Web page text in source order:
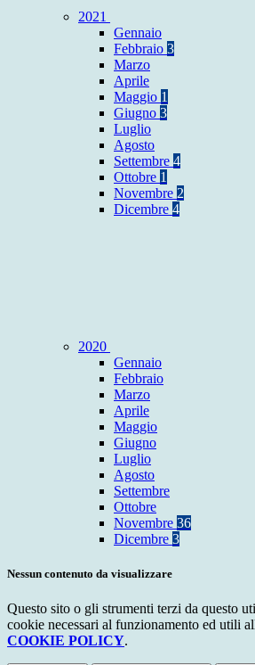
2021
Gennaio
Febbraio 3
Marzo
Aprile
Maggio 1
Giugno 3
Luglio
Agosto
Settembre 4
Ottobre 1
Novembre 2
Dicembre 4
2020
Gennaio
Febbraio
Marzo
Aprile
Maggio
Giugno
Luglio
Agosto
Settembre
Ottobre
Novembre 36
Dicembre 3
Nessun contenuto da visualizzare
Questo sito o gli strumenti terzi da questo
cookie necessari al funzionamento ed utili
COOKIE POLICY.